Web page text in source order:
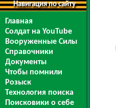
Навигация по сайту
Главная
Солдат на YouTube
Вооруженные Силы
Справочники
Документы
Чтобы помнили
Розыск
Технология поиска
Поисковики о себе